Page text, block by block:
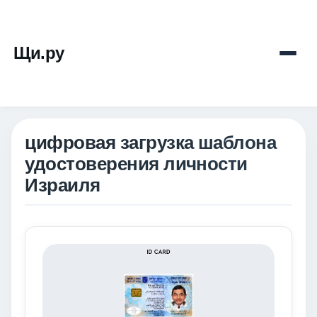
Щи.ру
цифровая загрузка шаблона
удостоверения личности
Израиля